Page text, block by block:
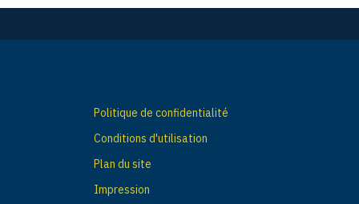
i
o
n
Politique de confidentialité
Conditions d'utilisation
Plan du site
Impression